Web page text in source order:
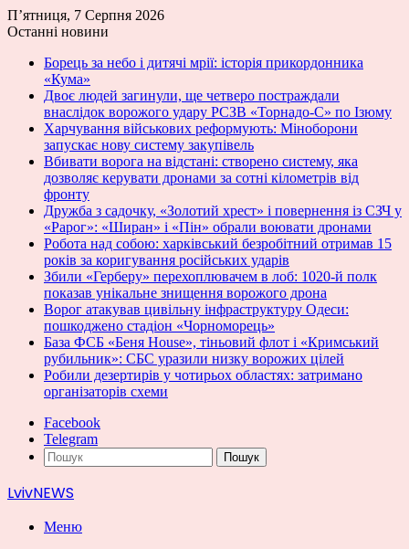
П’ятниця, 7 Серпня 2026
Останні новини
Борець за небо і дитячі мрії: історія прикордонника
«Кума»
Двоє людей загинули, ще четверо постраждали
внаслідок ворожого удару РСЗВ «Торнадо-С» по Ізюму
Харчування військових реформують: Міноборони
запускає нову систему закупівель
Вбивати ворога на відстані: створено систему, яка
дозволяє керувати дронами за сотні кілометрів від
фронту
Дружба з садочку, «Золотий хрест» і повернення із СЗЧ у
«Рарог»: «Ширан» і «Пін» обрали воювати дронами
Робота над собою: харківський безробітний отримав 15
років за коригування російських ударів
Збили «Герберу» перехоплювачем в лоб: 1020-й полк
показав унікальне знищення ворожого дрона
Ворог атакував цивільну інфраструктуру Одеси:
пошкоджено стадіон «Чорноморець»
База ФСБ «Беня House», тіньовий флот і «Кримський
рубильник»: СБС уразили низку ворожих цілей
Робили дезертирів у чотирьох областях: затримано
організаторів схеми
Facebook
Telegram
Пошук
LvivNEWS
Меню